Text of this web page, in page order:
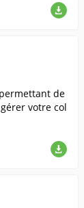
de
votre col